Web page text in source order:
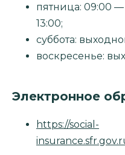
пятница: 09:00 —
13:00;
суббота:
воскресенье:
Электронное
https://social-